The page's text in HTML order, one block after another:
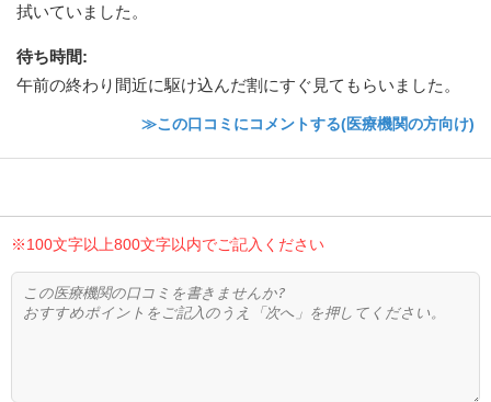
拭いていました。
待ち時間:
午前の終わり間近に駆け込んだ割にすぐ見てもらいました。
≫この口コミにコメントする(医療機関の方向け)
※100文字以上800文字以内でご記入ください